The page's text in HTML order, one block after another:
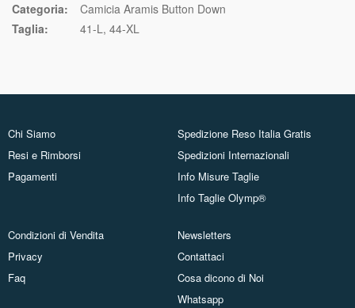
Categoria:
Camicia Aramis Button Down
Taglia:
41-L 44-XL
Chi Siamo
Resi e Rimborsi
Pagamenti
Spedizione Reso Italia Gratis
Spedizioni Internazionali
Info Misure Taglie
Info Taglie Olymp®
Condizioni di Vendita
Privacy
Faq
Newsletters
Contattaci
Cosa dicono di Noi
Whatsapp